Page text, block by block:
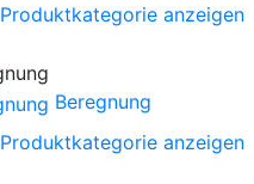
Produktkategorie anzeigen
Beregnung
Produktkategorie anzeigen